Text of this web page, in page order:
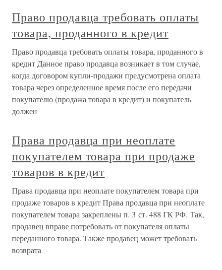
Право продавца требовать оплаты
товара, проданного в кредит
Право продавца требовать оплаты товара, проданного в
кредит Данное право продавца возникает в том случае,
когда договором купли-продажи предусмотрена оплата
товара через определенное время после его передачи
покупателю (продажа товара в кредит) и покупатель
должен
Права продавца при неоплате
покупателем товара при продаже
товаров в кредит
Права продавца при неоплате покупателем товара при
продаже товаров в кредит Права продавца при неоплате
покупателем товара закреплены п. 3 ст. 488 ГК РФ. Так,
продавец вправе потребовать от покупателя оплаты
переданного товара. Также продавец может требовать
возврата